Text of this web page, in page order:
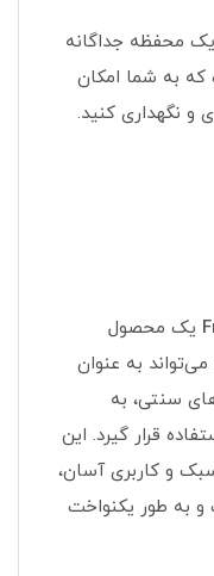
یک محفظه جداگانه
به شما امکان
و نگهداری کنید.
یک محصول
به عنوان
سنتی، به
قرار گیرد. این
و کاربری آسان،
به طور یکنواخت